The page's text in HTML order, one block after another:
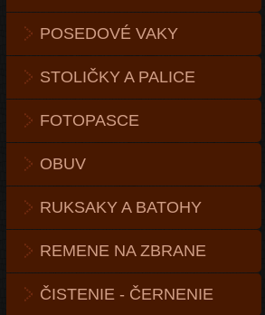
POSEDOVÉ VAKY
STOLIČKY A PALICE
FOTOPASCE
OBUV
RUKSAKY A BATOHY
REMENE NA ZBRANE
ČISTENIE - ČERNENIE